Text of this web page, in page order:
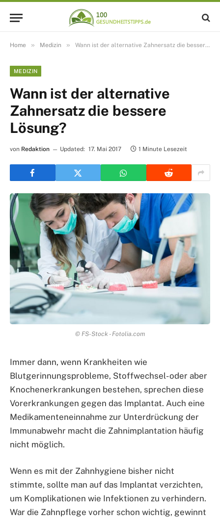
Home » Medizin » Wann ist der alternative Zahnersatz die bessere Lösung?
MEDIZIN
Wann ist der alternative
Zahnersatz die bessere
Lösung?
von Redaktion Updated: 17. Mai 2017 1 Minute Lesezeit
© FS-Stock - Fotolia.com
Immer dann, wenn Krankheiten wie
Blutgerinnungsprobleme, Stoffwechsel- oder aber
Knochenerkrankungen bestehen, sprechen diese
Vorerkrankungen gegen das Implantat. Auch eine
Medikamenteneinnahme zur Unterdrückung der
Immunabwehr macht die Zahnimplantation häufig
nicht möglich.
Wenn es mit der Zahnhygiene bisher nicht
stimmte, sollte man auf das Implantat verzichten,
um Komplikationen wie Infektionen zu verhindern.
War die Zahnpflege vorher schon wichtig, gewinnt